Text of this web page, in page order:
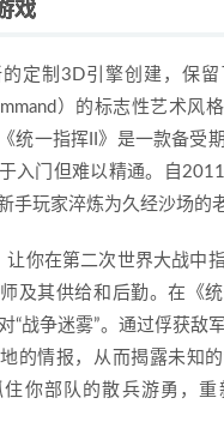
戏
定制3D引擎创建，保留
）的标志性艺术风
统一指挥II》是一款备受
入门但难以精通。自
手玩家淬炼为久经沙场的
让你在第二次世界大战中
及其供给和后勤。在《
“战争迷雾”。通过俘获敌
的情报，从而揭露未知
你部队的散兵游勇，重